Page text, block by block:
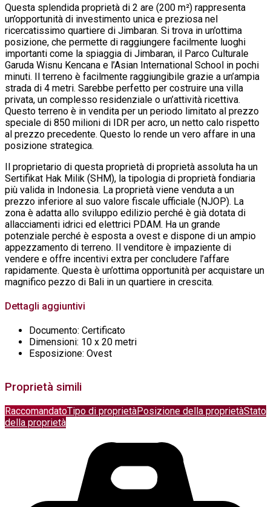
Questa splendida proprietà di 2 are (200 m²) rappresenta
un’opportunità di investimento unica e preziosa nel
ricercatissimo quartiere di Jimbaran. Si trova in un’ottima
posizione, che permette di raggiungere facilmente luoghi
importanti come la spiaggia di Jimbaran, il Parco Culturale
Garuda Wisnu Kencana e l’Asian International School in pochi
minuti. Il terreno è facilmente raggiungibile grazie a un’ampia
strada di 4 metri. Sarebbe perfetto per costruire una villa
privata, un complesso residenziale o un’attività ricettiva.
Questo terreno è in vendita per un periodo limitato al prezzo
speciale di 850 milioni di IDR per acro, un netto calo rispetto
al prezzo precedente. Questo lo rende un vero affare in una
posizione strategica.
Il proprietario di questa proprietà di proprietà assoluta ha un
Sertifikat Hak Milik (SHM), la tipologia di proprietà fondiaria
più valida in Indonesia. La proprietà viene venduta a un
prezzo inferiore al suo valore fiscale ufficiale (NJOP). La
zona è adatta allo sviluppo edilizio perché è già dotata di
allacciamenti idrici ed elettrici PDAM. Ha un grande
potenziale perché è esposta a ovest e dispone di un ampio
appezzamento di terreno. Il venditore è impaziente di
vendere e offre incentivi extra per concludere l’affare
rapidamente. Questa è un’ottima opportunità per acquistare un
magnifico pezzo di Bali in un quartiere in crescita.
Dettagli aggiuntivi
Documento: Certificato
Dimensioni: 10 x 20 metri
Esposizione: Ovest
Proprietà simili
RaccomandatoTipo di proprietàPosizione della proprietàStato
della proprietà